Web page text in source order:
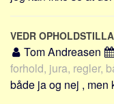
VEDR
Tom Andreasen
forhold, jura, regler,
både ja og nej ,